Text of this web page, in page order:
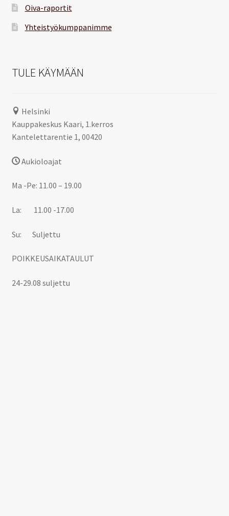
Oiva-raportit
Yhteistyökumppanimme
TULE KÄYMÄÄN
Helsinki
Kauppakeskus Kaari, 1.kerros
Kantelettarentie 1, 00420
Aukioloajat
Ma -Pe: 11.00 – 19.00
La: 11.00 -17.00
Su: Suljettu
POIKKEUSAIKATAULUT
24-29.08 suljettu